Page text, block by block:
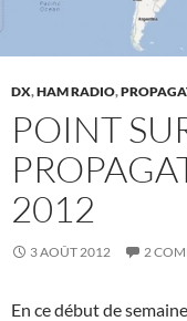
DX,HAM RADIO,
POINT
2012
3 AOÛT 2012 2
En ce début de